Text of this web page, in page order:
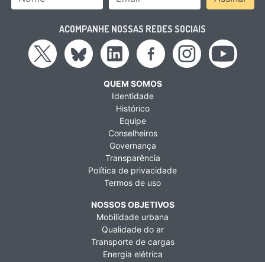
ACOMPANHE NOSSAS REDES SOCIAIS
QUEM SOMOS
Identidade
Histórico
Equipe
Conselheiros
Governança
Transparência
Política de privacidade
Termos de uso
NOSSOS OBJETIVOS
Mobilidade urbana
Qualidade do ar
Transporte de cargas
Energia elétrica